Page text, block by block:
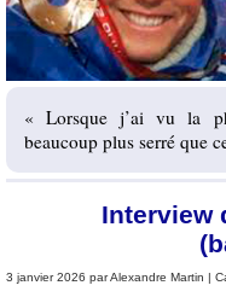
« Lorsque j’ai vu la
beaucoup plus serré que
Interview
3 janvier 2026 par Alexandre Martin |